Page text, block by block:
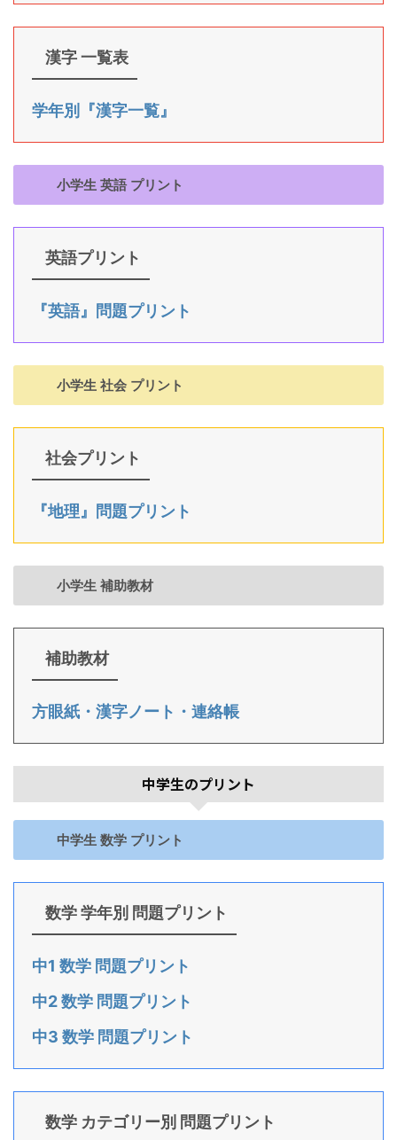
漢字 一覧表
学年別『漢字一覧』
小学生 英語 プリント
英語プリント
『英語』問題プリント
小学生 社会 プリント
社会プリント
『地理』問題プリント
小学生 補助教材
補助教材
方眼紙・漢字ノート・連絡帳
中学生のプリント
中学生 数学 プリント
数学 学年別 問題プリント
中1 数学 問題プリント
中2 数学 問題プリント
中3 数学 問題プリント
数学 カテゴリー別 問題プリント